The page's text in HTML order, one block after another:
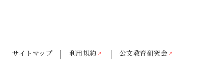
サイトマップ 利用規約 公文教育研究会